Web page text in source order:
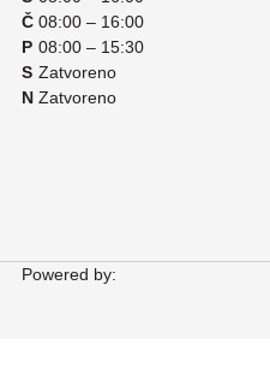
Č
P
S
N
08:00 – 16:00
08:00 – 15:30
Zatvoreno
Zatvoreno
Powered by: